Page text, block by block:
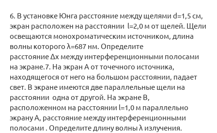
6. В установке Юнга расстояние между щелями d=1,5 см,
экран расположен на расстоянии l=2,0 м от щелей. Щели
освещаются монохроматическим источником, длина
волны которого λ=687 нм. Определите
расстояние Δx между интерференционными полосами
на экране.7. На экран A от точечного источника,
находящегося от него на большом расстоянии, падает
свет. В экране имеются две параллельные щели на
расстоянии одна от другой. На экране B,
расположенном на расстоянии l=1,0 м параллельно
экрану A, расстояние между интерференционными
полосами . Определите длину волны λ излучения.